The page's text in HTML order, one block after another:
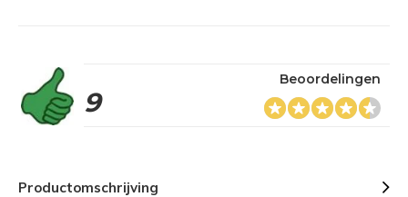
9
Beoordelingen
Productomschrijving